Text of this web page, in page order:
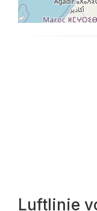
Luftlinie